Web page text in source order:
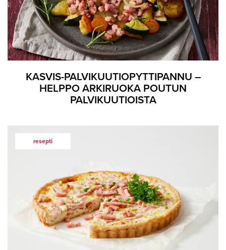
KASVIS-PALVIKUUTIOPYTTIPANNU –
HELPPO ARKIRUOKA POUTUN
PALVIKUUTIOISTA
resepti